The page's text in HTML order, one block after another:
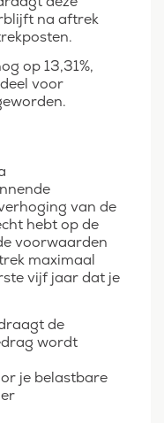
na aftrek
op 13,31%,
voor
van de
hebt op de
voorwaarden
maximaal
vijf jaar dat je
de
wordt
je belastbare